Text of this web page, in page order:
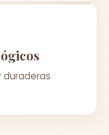
duraderas